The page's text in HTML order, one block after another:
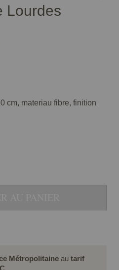
Lourdes
cm, materiau fibre, finition
Métropolitaineau tarif